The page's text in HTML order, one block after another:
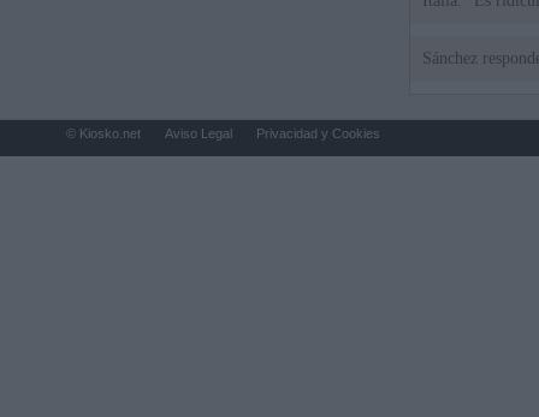
Sánchez
© Kiosko.net Aviso Legal Privacidad y Cookies